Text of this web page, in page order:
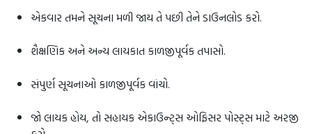
એકવાર તમને સૂચના મળી જાય તે પછી તેને ડાઉનલોડ કરો.
શૈક્ષણિક અને અન્ય લાયકાત કાળજીપૂર્વક તપાસો.
સંપુર્ણ સૂચનાઓ કાળજીપૂર્વક વાંચો.
જો લાયક હોય, તો સહાયક એકાઉન્ટ્સ ઓફિસર પોસ્ટ્સ માટે અરજી